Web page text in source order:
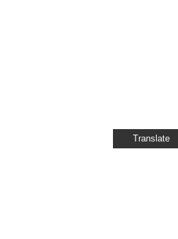
Translate